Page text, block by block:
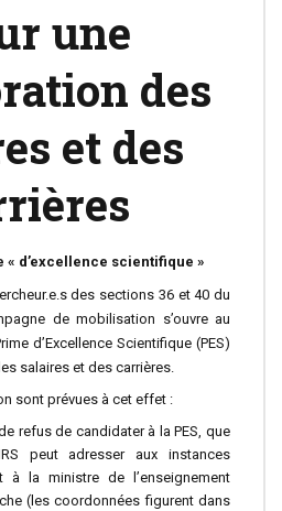
une
des
et des
« d’excellence scientifique »
des sections 36 et 40 du
de mobilisation s’ouvre au
d’Excellence Scientifique (PES)
salaires et des carrières.
sont prévues à cet effet :
refus de candidater à la PES, que
peut adresser aux instances
à la ministre de l’enseignement
(les coordonnées figurent dans